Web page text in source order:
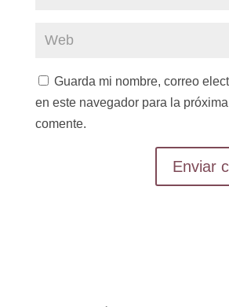
Guarda mi nombre, correo
en este navegador para la
comente.